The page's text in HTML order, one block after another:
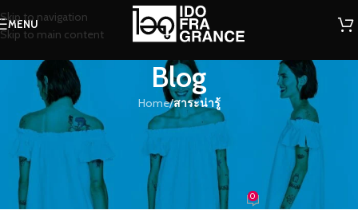
Skip to navigation
Skip to main content
MENU
Blog
Home/สาระน่ารู้
สาระน่ารู้
สุดยอดของแต่งบ้านพ่วงกลิ่นอโรม่า
ใส่ไอเดีย สร้างบรรยากาศ
น้องน้ำหอม On 29/09/2016 0